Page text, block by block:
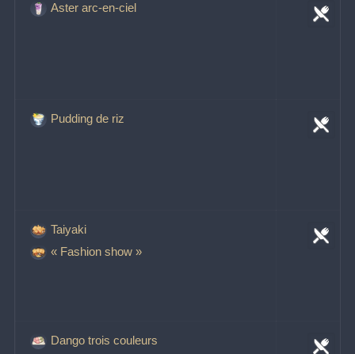
Aster arc-en-ciel
Pudding de riz
Taiyaki
« Fashion show »
Dango trois couleurs